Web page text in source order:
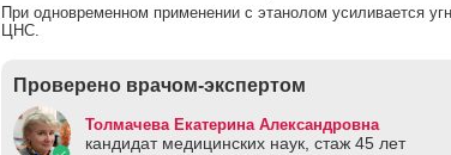
При одновременном применении с этанолом усиливается
ЦНС.
Проверено врачом-экспертом
Толмачева Екатерина Александровна
кандидат медицинских наук, стаж 45 лет